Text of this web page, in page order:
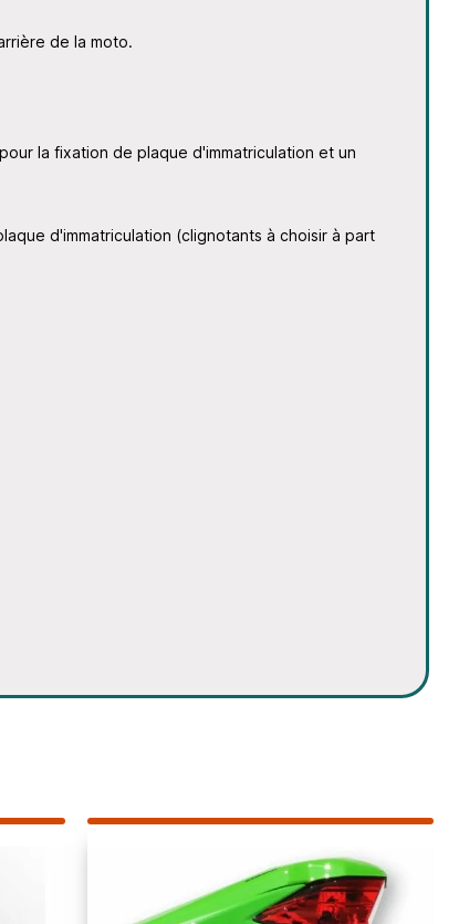
de la moto.
la fixation de plaque d'immatriculation et un
d'immatriculation (clignotants à choisir à part